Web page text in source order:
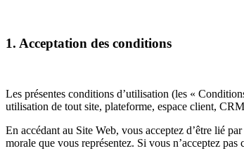
1. Acceptation des conditions
Les présentes conditions d’utilisation (les «
utilisation de tout site, plateforme, espace client,
En accédant au Site Web, vous acceptez d’être lié
morale que vous représentez. Si vous n’acceptez